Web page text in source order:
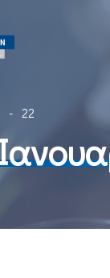
22